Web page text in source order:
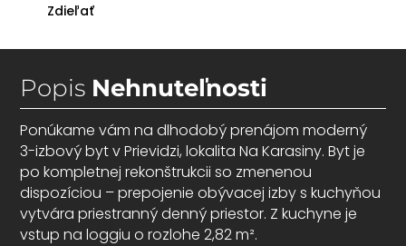
Zdieľať
Popis Nehnuteľnosti
Ponúkame vám na dlhodobý prenájom moderný
3-izbový byt v Prievidzi, lokalita Na Karasiny. Byt je
po kompletnej rekonštrukcii so zmenenou
dispozíciou – prepojenie obývacej izby s kuchyňou
vytvára priestranný denný priestor. Z kuchyne je
vstup na loggiu o rozlohe 2,82 m².